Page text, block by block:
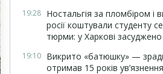
19:28 Ностальгія за пломбіром і
росії коштували студенту
тюрми: у Харкові
19:10 Викрито «батюшку» —
отримав 15 років ув’язнення